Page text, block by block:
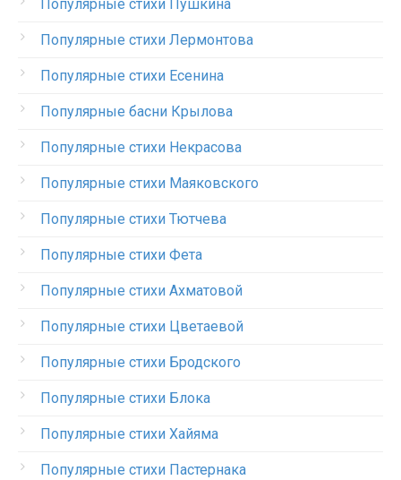
Популярные стихи Пушкина
Популярные стихи Лермонтова
Популярные стихи Есенина
Популярные басни Крылова
Популярные стихи Некрасова
Популярные стихи Маяковского
Популярные стихи Тютчева
Популярные стихи Фета
Популярные стихи Ахматовой
Популярные стихи Цветаевой
Популярные стихи Бродского
Популярные стихи Блока
Популярные стихи Хайяма
Популярные стихи Пастернака